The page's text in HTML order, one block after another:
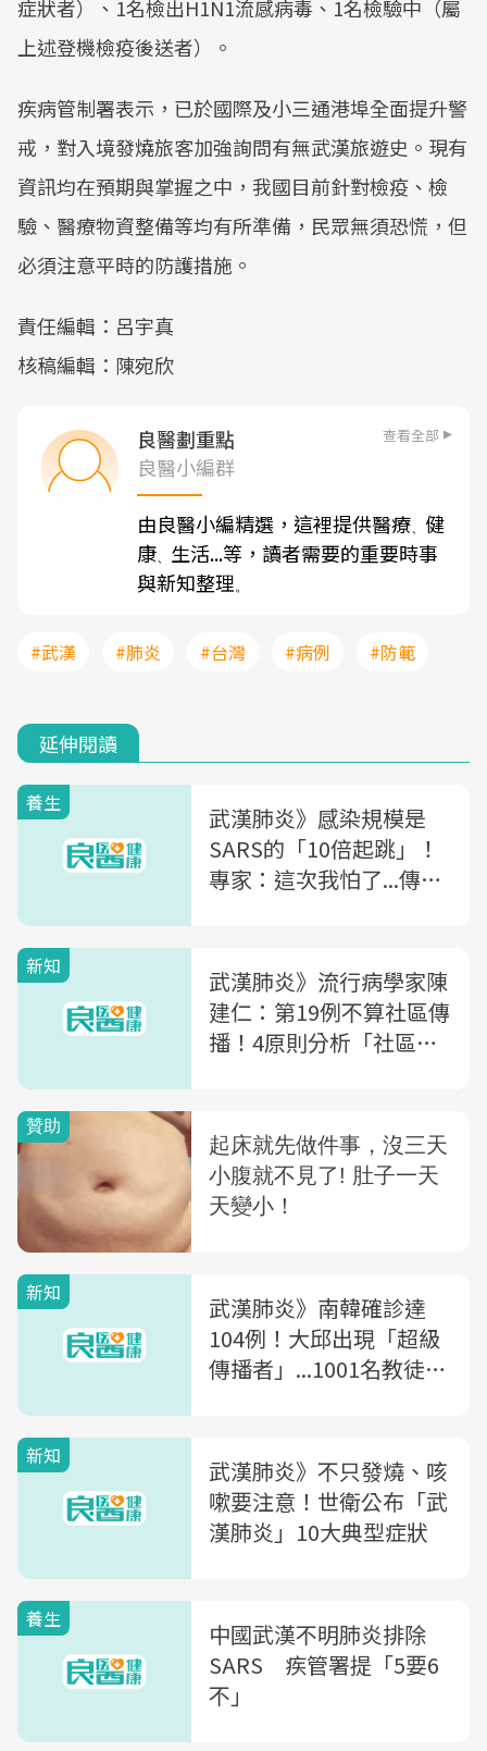
症狀者）、1名檢出H1N1流感病毒、1名檢驗中（屬
上述登機檢疫後送者）。
疾病管制署表示，已於國際及小三通港埠全面提升警
戒，對入境發燒旅客加強詢問有無武漢旅遊史。現有
資訊均在預期與掌握之中，我國目前針對檢疫、檢
驗、醫療物資整備等均有所準備，民眾無須恐慌，但
必須注意平時的防護措施。
責任編輯：呂宇真
核稿編輯：陳宛欣
良醫劃重點 查看全部
良醫小編群
由良醫小編精選，這裡提供醫療、 健
康、 生活...等，讀者需要的重要時事
與新知整理。
#武漢 #肺炎 #台灣 #病例 #防範
延伸閱讀
養生
武漢肺炎》感染規模是
SARS的「10倍起跳」！
專家：這次我怕了...傳播
新知
武漢肺炎》流行病學家陳
建仁：第19例不算社區傳
播！4原則分析「社區感
新知
武漢肺炎》南韓確診達
104例！大邱出現「超級
傳播者」...1001名教徒居
新知
武漢肺炎》不只發燒、咳
嗽要注意！世衛公布「武
漢肺炎」10大典型症狀
養生
中國武漢不明肺炎排除
SARS 疾管署提「5要6
不」